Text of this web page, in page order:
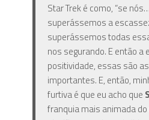
Star Trek é como, “se
superássemos a
superássemos todas
nos segurando. E então a
positividade, essas são
importantes. E, então,
furtiva é que eu acho que
franquia mais animada